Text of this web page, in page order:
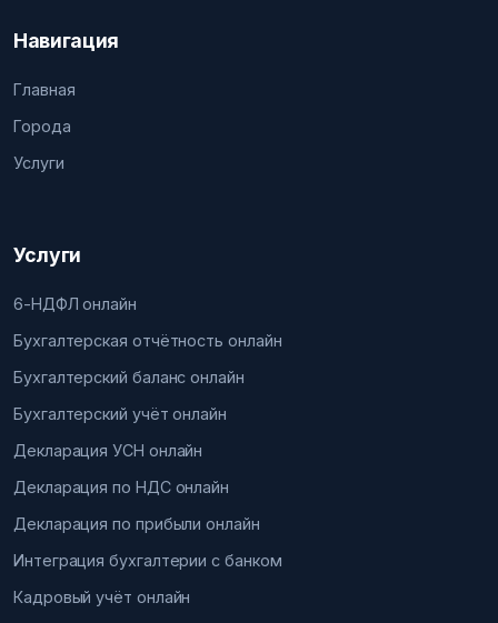
Навигация
Главная
Города
Услуги
Услуги
6-НДФЛ онлайн
Бухгалтерская отчётность онлайн
Бухгалтерский баланс онлайн
Бухгалтерский учёт онлайн
Декларация УСН онлайн
Декларация по НДС онлайн
Декларация по прибыли онлайн
Интеграция бухгалтерии с банком
Кадровый учёт онлайн